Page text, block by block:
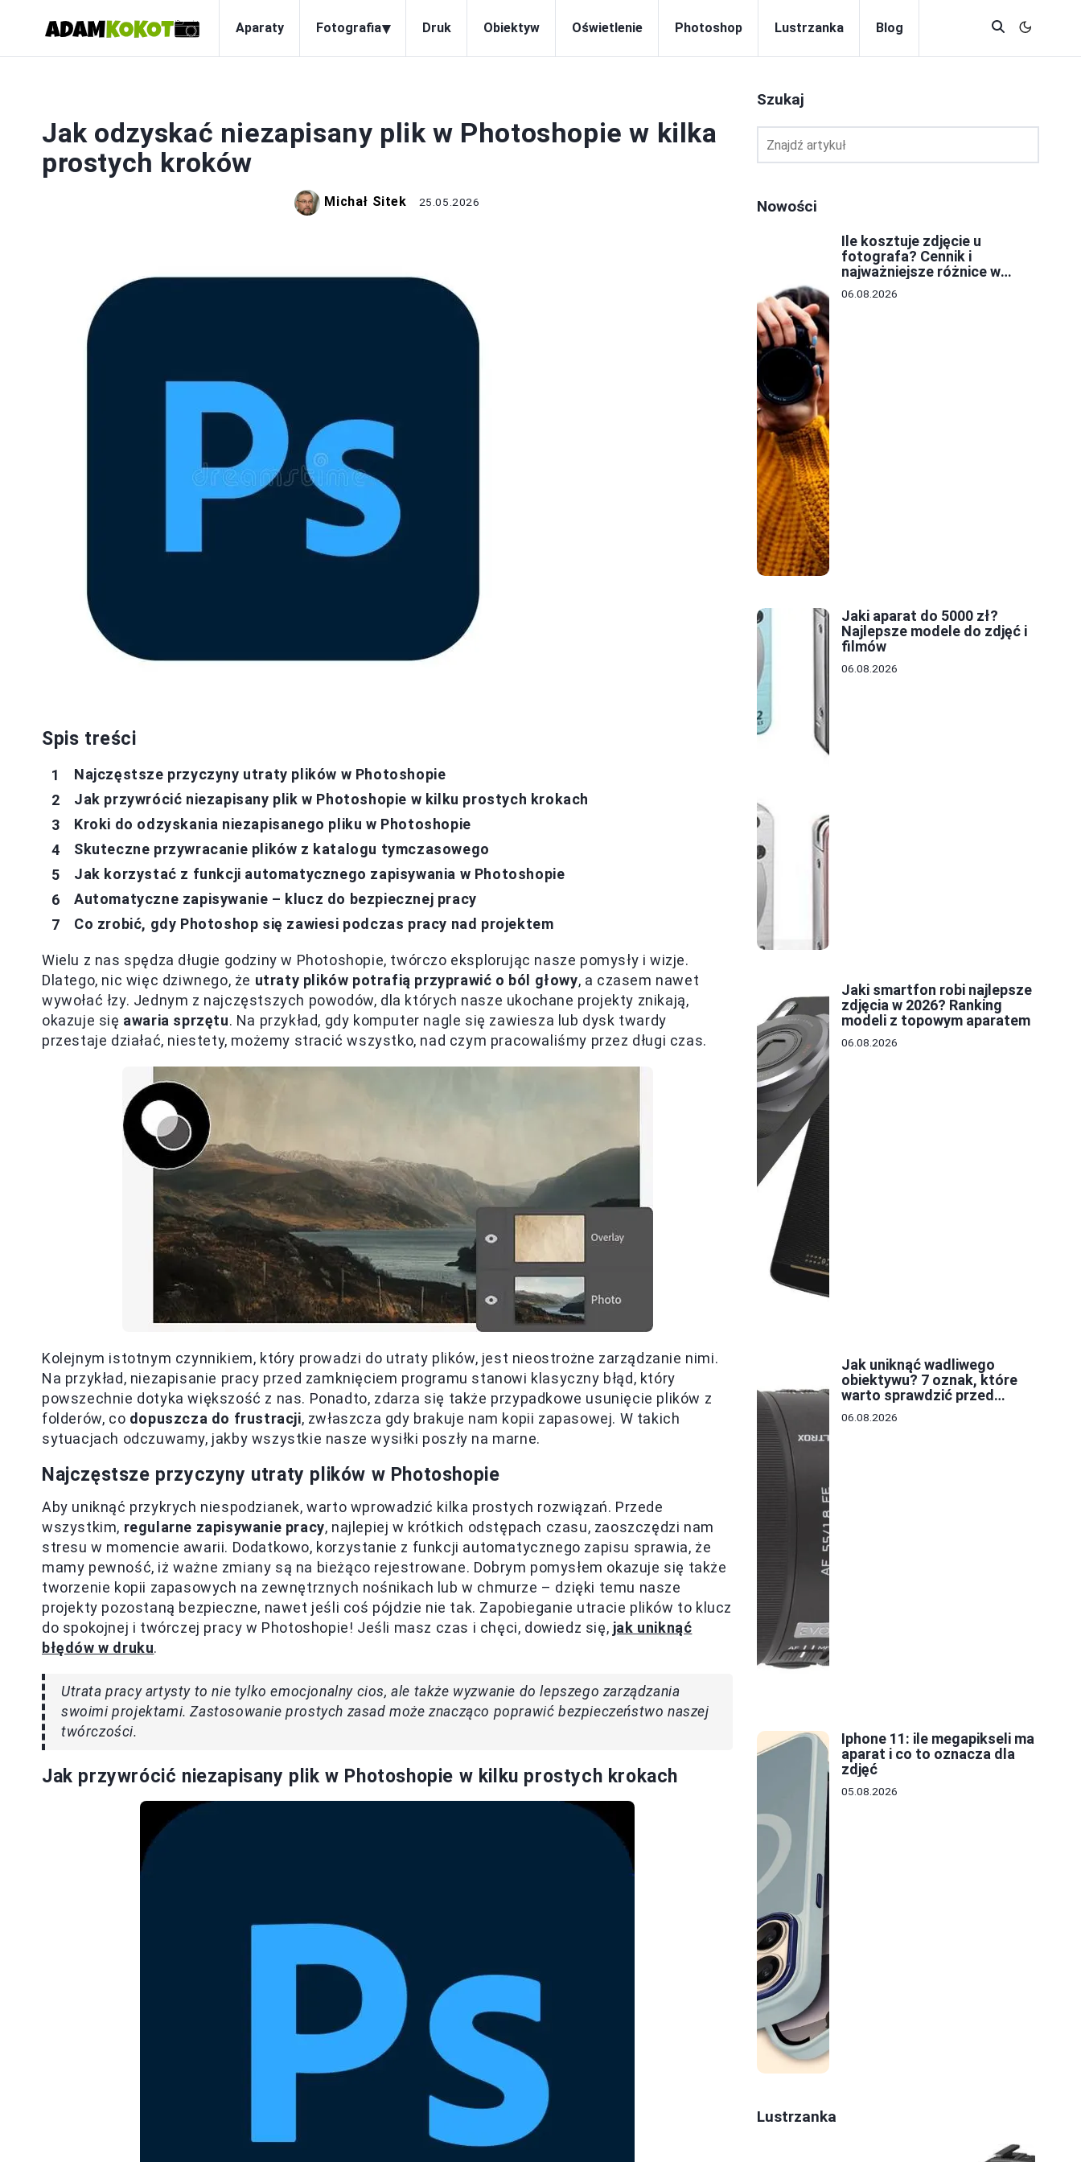
Aparaty Fotografia▾ Druk Obiektyw Oświetlenie Photoshop Lustrzanka Blog
Jak odzyskać niezapisany plik w Photoshopie w kilka
prostych kroków
Michał Sitek 25.05.2026
Spis treści
Najczęstsze przyczyny utraty plików w Photoshopie
Jak przywrócić niezapisany plik w Photoshopie w kilku prostych krokach
Kroki do odzyskania niezapisanego pliku w Photoshopie
Skuteczne przywracanie plików z katalogu tymczasowego
Jak korzystać z funkcji automatycznego zapisywania w Photoshopie
Automatyczne zapisywanie – klucz do bezpiecznej pracy
Co zrobić, gdy Photoshop się zawiesi podczas pracy nad projektem
Wielu z nas spędza długie godziny w Photoshopie, twórczo eksplorując nasze pomysły i wizje.
Dlatego, nic więc dziwnego, że utraty plików potrafią przyprawić o ból głowy, a czasem nawet
wywołać łzy. Jednym z najczęstszych powodów, dla których nasze ukochane projekty znikają,
okazuje się awaria sprzętu. Na przykład, gdy komputer nagle się zawiesza lub dysk twardy
przestaje działać, niestety, możemy stracić wszystko, nad czym pracowaliśmy przez długi czas.
Kolejnym istotnym czynnikiem, który prowadzi do utraty plików, jest nieostrożne zarządzanie nimi.
Na przykład, niezapisanie pracy przed zamknięciem programu stanowi klasyczny błąd, który
powszechnie dotyka większość z nas. Ponadto, zdarza się także przypadkowe usunięcie plików z
folderów, co dopuszcza do frustracji, zwłaszcza gdy brakuje nam kopii zapasowej. W takich
sytuacjach odczuwamy, jakby wszystkie nasze wysiłki poszły na marne.
Najczęstsze przyczyny utraty plików w Photoshopie
Aby uniknąć przykrych niespodzianek, warto wprowadzić kilka prostych rozwiązań. Przede
wszystkim, regularne zapisywanie pracy, najlepiej w krótkich odstępach czasu, zaoszczędzi nam
stresu w momencie awarii. Dodatkowo, korzystanie z funkcji automatycznego zapisu sprawia, że
mamy pewność, iż ważne zmiany są na bieżąco rejestrowane. Dobrym pomysłem okazuje się także
tworzenie kopii zapasowych na zewnętrznych nośnikach lub w chmurze – dzięki temu nasze
projekty pozostaną bezpieczne, nawet jeśli coś pójdzie nie tak. Zapobieganie utracie plików to klucz
do spokojnej i twórczej pracy w Photoshopie! Jeśli masz czas i chęci, dowiedz się, jak uniknąć
błędów w druku.
Utrata pracy artysty to nie tylko emocjonalny cios, ale także wyzwanie do lepszego zarządzania
swoimi projektami. Zastosowanie prostych zasad może znacząco poprawić bezpieczeństwo naszej
twórczości.
Jak przywrócić niezapisany plik w Photoshopie w kilku prostych krokach
Szukaj
Nowości
Ile kosztuje zdjęcie u
fotografa? Cennik i
najważniejsze różnice w
cenach
06.08.2026
Jaki aparat do 5000 zł?
Najlepsze modele do zdjęć i
filmów
06.08.2026
Jaki smartfon robi najlepsze
zdjęcia w 2026? Ranking
modeli z topowym aparatem
06.08.2026
Jak uniknąć wadliwego
obiektywu? 7 oznak, które
warto sprawdzić przed
zakupem
06.08.2026
Iphone 11: ile megapikseli ma
aparat i co to oznacza dla
zdjęć
05.08.2026
Lustrzanka